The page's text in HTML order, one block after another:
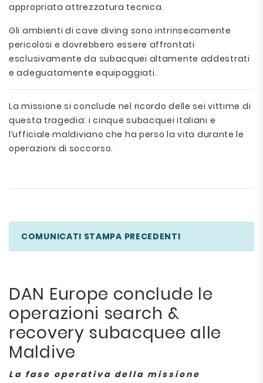
appropriata attrezzatura tecnica.
Gli ambienti di cave diving sono intrinsecamente
pericolosi e dovrebbero essere affrontati
esclusivamente da subacquei altamente addestrati
e adeguatamente equipaggiati.
La missione si conclude nel ricordo delle sei vittime di
questa tragedia: i cinque subacquei italiani e
l’ufficiale maldiviano che ha perso la vita durante le
operazioni di soccorso.
COMUNICATI STAMPA PRECEDENTI
DAN Europe conclude le
operazioni search &
recovery subacquee alle
Maldive
La fase operativa della missione